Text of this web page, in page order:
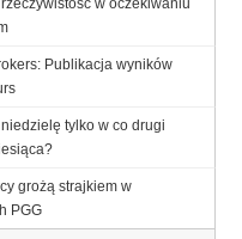
Publikacja wyników
tylko w co drugi
grożą strajkiem w
PGG